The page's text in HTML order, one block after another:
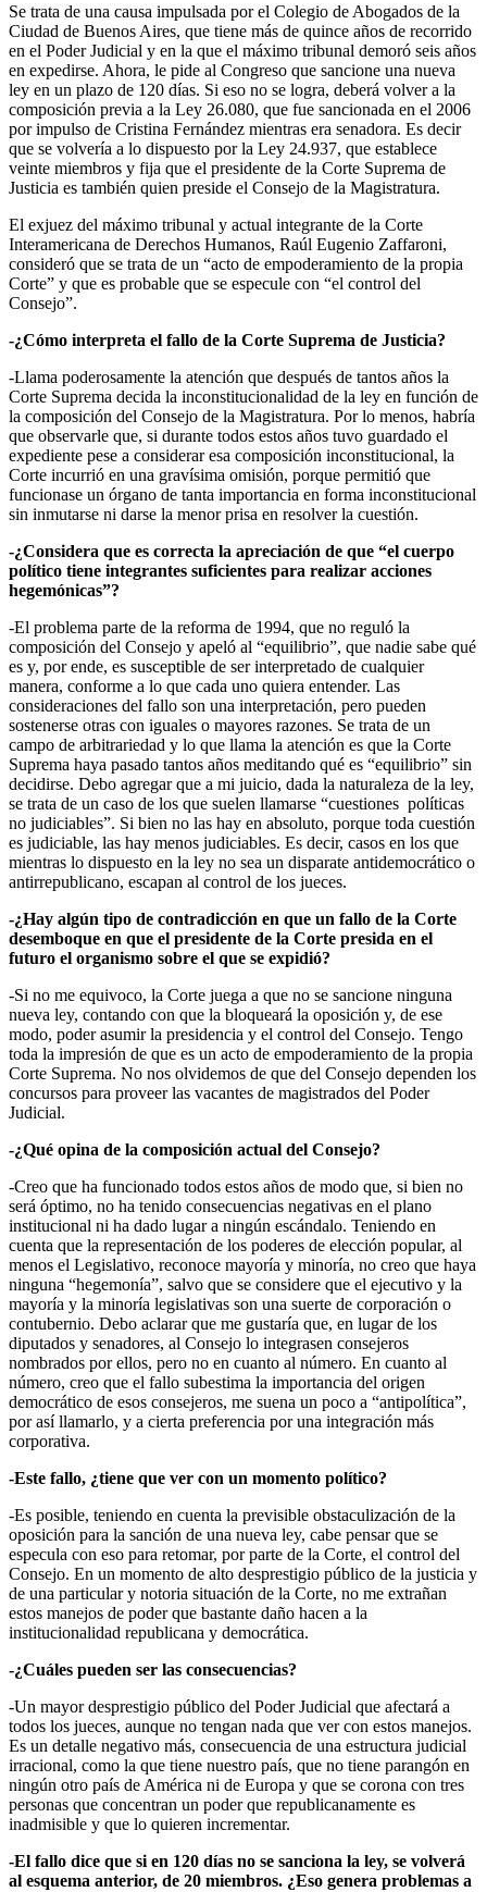
Se trata de una causa impulsada por el Colegio de Abogados de la
Ciudad de Buenos Aires, que tiene más de quince años de recorrido
en el Poder Judicial y en la que el máximo tribunal demoró seis años
en expedirse. Ahora, le pide al Congreso que sancione una nueva
ley en un plazo de 120 días. Si eso no se logra, deberá volver a la
composición previa a la Ley 26.080, que fue sancionada en el 2006
por impulso de Cristina Fernández mientras era senadora. Es decir
que se volvería a lo dispuesto por la Ley 24.937, que establece
veinte miembros y fija que el presidente de la Corte Suprema de
Justicia es también quien preside el Consejo de la Magistratura.
El exjuez del máximo tribunal y actual integrante de la Corte
Interamericana de Derechos Humanos, Raúl Eugenio Zaffaroni,
consideró que se trata de un “acto de empoderamiento de la propia
Corte” y que es probable que se especule con “el control del
Consejo”.
-¿Cómo interpreta el fallo de la Corte Suprema de Justicia?
-Llama poderosamente la atención que después de tantos años la
Corte Suprema decida la inconstitucionalidad de la ley en función de
la composición del Consejo de la Magistratura. Por lo menos, habría
que observarle que, si durante todos estos años tuvo guardado el
expediente pese a considerar esa composición inconstitucional, la
Corte incurrió en una gravísima omisión, porque permitió que
funcionase un órgano de tanta importancia en forma inconstitucional
sin inmutarse ni darse la menor prisa en resolver la cuestión.
-¿Considera que es correcta la apreciación de que “el cuerpo
político tiene integrantes suficientes para realizar acciones
hegemónicas”?
-El problema parte de la reforma de 1994, que no reguló la
composición del Consejo y apeló al “equilibrio”, que nadie sabe qué
es y, por ende, es susceptible de ser interpretado de cualquier
manera, conforme a lo que cada uno quiera entender. Las
consideraciones del fallo son una interpretación, pero pueden
sostenerse otras con iguales o mayores razones. Se trata de un
campo de arbitrariedad y lo que llama la atención es que la Corte
Suprema haya pasado tantos años meditando qué es “equilibrio” sin
decidirse. Debo agregar que a mi juicio, dada la naturaleza de la ley,
se trata de un caso de los que suelen llamarse “cuestiones políticas
no judiciables”. Si bien no las hay en absoluto, porque toda cuestión
es judiciable, las hay menos judiciables. Es decir, casos en los que
mientras lo dispuesto en la ley no sea un disparate antidemocrático o
antirrepublicano, escapan al control de los jueces.
-¿Hay algún tipo de contradicción en que un fallo de la Corte
desemboque en que el presidente de la Corte presida en el
futuro el organismo sobre el que se expidió?
-Si no me equivoco, la Corte juega a que no se sancione ninguna
nueva ley, contando con que la bloqueará la oposición y, de ese
modo, poder asumir la presidencia y el control del Consejo. Tengo
toda la impresión de que es un acto de empoderamiento de la propia
Corte Suprema. No nos olvidemos de que del Consejo dependen los
concursos para proveer las vacantes de magistrados del Poder
Judicial.
-¿Qué opina de la composición actual del Consejo?
-Creo que ha funcionado todos estos años de modo que, si bien no
será óptimo, no ha tenido consecuencias negativas en el plano
institucional ni ha dado lugar a ningún escándalo. Teniendo en
cuenta que la representación de los poderes de elección popular, al
menos el Legislativo, reconoce mayoría y minoría, no creo que haya
ninguna “hegemonía”, salvo que se considere que el ejecutivo y la
mayoría y la minoría legislativas son una suerte de corporación o
contubernio. Debo aclarar que me gustaría que, en lugar de los
diputados y senadores, al Consejo lo integrasen consejeros
nombrados por ellos, pero no en cuanto al número. En cuanto al
número, creo que el fallo subestima la importancia del origen
democrático de esos consejeros, me suena un poco a “antipolítica”,
por así llamarlo, y a cierta preferencia por una integración más
corporativa.
-Este fallo, ¿tiene que ver con un momento político?
-Es posible, teniendo en cuenta la previsible obstaculización de la
oposición para la sanción de una nueva ley, cabe pensar que se
especula con eso para retomar, por parte de la Corte, el control del
Consejo. En un momento de alto desprestigio público de la justicia y
de una particular y notoria situación de la Corte, no me extrañan
estos manejos de poder que bastante daño hacen a la
institucionalidad republicana y democrática.
-¿Cuáles pueden ser las consecuencias?
-Un mayor desprestigio público del Poder Judicial que afectará a
todos los jueces, aunque no tengan nada que ver con estos manejos.
Es un detalle negativo más, consecuencia de una estructura judicial
irracional, como la que tiene nuestro país, que no tiene parangón en
ningún otro país de América ni de Europa y que se corona con tres
personas que concentran un poder que republicanamente es
inadmisible y que lo quieren incrementar.
-El fallo dice que si en 120 días no se sanciona la ley, se volverá
al esquema anterior, de 20 miembros. ¿Eso genera problemas a